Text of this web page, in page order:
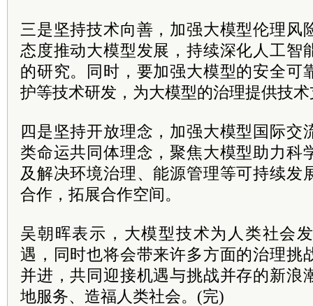
三是坚持技术向善，加强大模型伦理风
态度推动大模型发展，持续深化人工智
的研究。同时，要加强大模型的安全可
护等技术研发，为大模型的治理提供技
四是坚持开放理念，加强大模型国际交
类命运共同体理念，聚焦大模型助力科
及解决环境治理、能源管理等可持续发
合作，拓展合作空间。
吴朝晖表示，大模型技术为人类社会
遇，同时也将会带来许多方面的治理挑
并进，共同迎接机遇与挑战并存的新浪
地服务、造福人类社会。(完)